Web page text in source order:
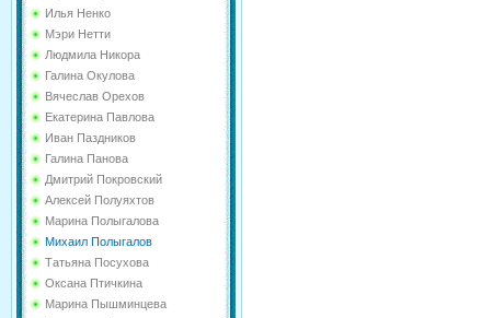
Илья Ненко
Мэри Нетти
Людмила Никора
Галина Окулова
Вячеслав Орехов
Екатерина Павлова
Иван Паздников
Галина Панова
Дмитрий Покровский
Алексей Полуяхтов
Марина Полыгалова
Михаил Полыгалов
Татьяна Посухова
Оксана Птичкина
Марина Пышминцева